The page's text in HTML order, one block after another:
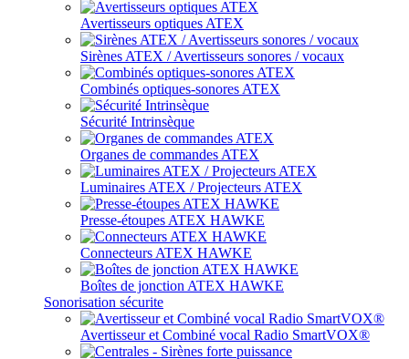
Avertisseurs optiques ATEX
Sirènes ATEX / Avertisseurs sonores / vocaux
Combinés optiques-sonores ATEX
Sécurité Intrinsèque
Organes de commandes ATEX
Luminaires ATEX / Projecteurs ATEX
Presse-étoupes ATEX HAWKE
Connecteurs ATEX HAWKE
Boîtes de jonction ATEX HAWKE
Sonorisation sécurite
Avertisseur et Combiné vocal Radio SmartVOX®